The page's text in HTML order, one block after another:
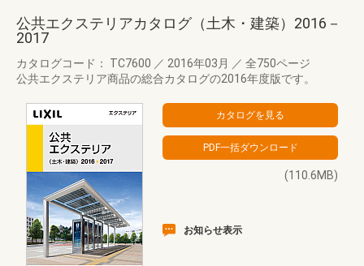
公共エクステリアカタログ（土木・建築）2016－
2017
カタログコード： TC7600 ／ 2016年03月 ／ 全750ページ
公共エクステリア商品の総合カタログの2016年度版です。
(110.6MB)
お知らせ表示